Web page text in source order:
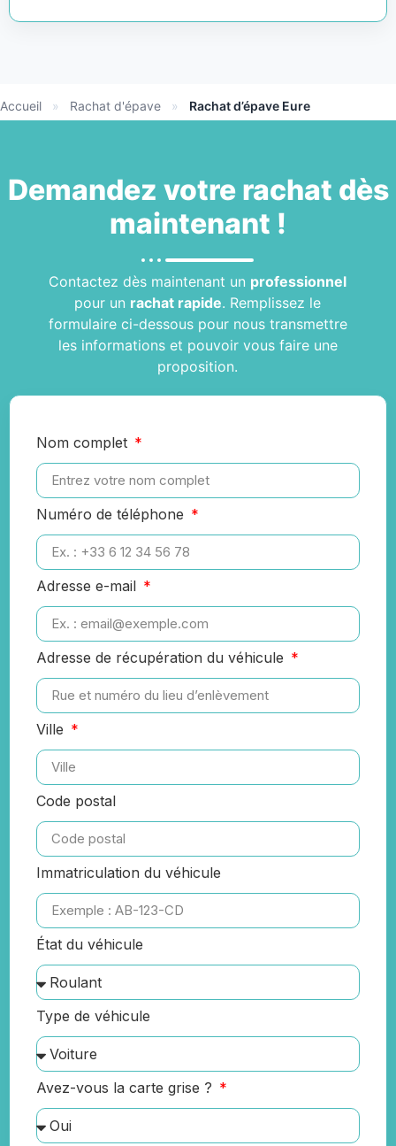
Accueil » Rachat d'épave » Rachat d’épave Eure
Demandez votre rachat dès
maintenant !
Contactez dès maintenant un professionnel
pour un rachat rapide. Remplissez le
formulaire ci-dessous pour nous transmettre
les informations et pouvoir vous faire une
proposition.
Nom complet
Numéro de téléphone
Adresse e-mail
Adresse de récupération du véhicule
Ville
Code postal
Immatriculation du véhicule
État du véhicule
Type de véhicule
Avez-vous la carte grise ?